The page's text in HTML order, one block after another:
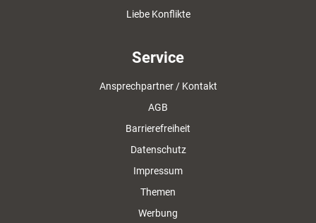
Liebe Konflikte
Service
Ansprechpartner / Kontakt
AGB
Barrierefreiheit
Datenschutz
Impressum
Themen
Werbung